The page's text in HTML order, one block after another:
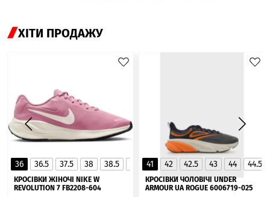
ХІТИ ПРОДАЖУ
36 36.5 37.5 38 38.5 40 40.5
41
▲
КРОСІВКИ ЖІНОЧІ NIKE W
REVOLUTION 7 FB2208-604
41 42 42.5 43 44 44.5
КРОСІВКИ ЧОЛОВІЧІ UNDER
ARMOUR UA ROGUE 6006719-025